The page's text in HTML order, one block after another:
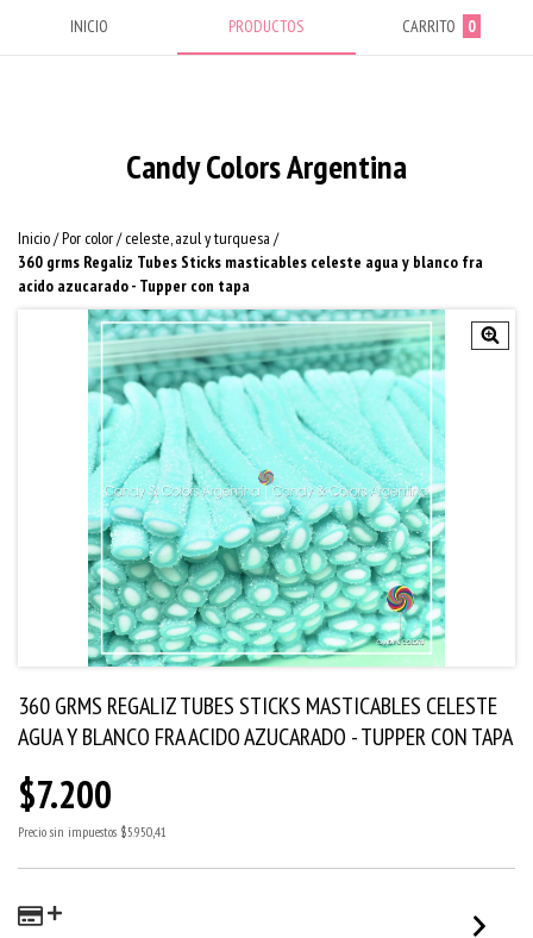
INICIO PRODUCTOS CARRITO 0
Candy Colors Argentina
Inicio/Por color/ celeste, azul y turquesa /
360 grms Regaliz Tubes Sticks masticables celeste agua y blanco fra
acido azucarado - Tupper con tapa
360 GRMS REGALIZ TUBES STICKS MASTICABLES CELESTE
AGUA Y BLANCO FRA ACIDO AZUCARADO - TUPPER CON TAPA
$7.200
Precio sin impuestos $5.950,41